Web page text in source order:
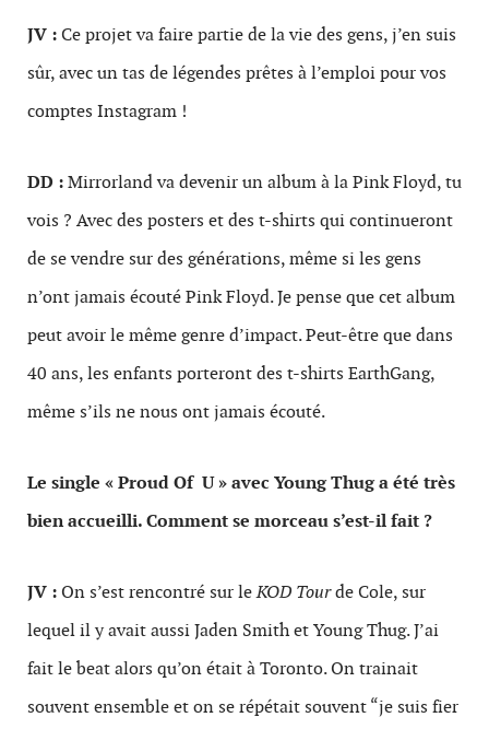
JV :Ce projet va faire partie de la vie des gens, j’en suis
sûr, avec un tas de légendes prêtes à l’emploi pour vos
comptes Instagram !
DD :Mirrorland va devenir un album à la Pink Floyd, tu
vois ? Avec des posters et des t-shirts qui continueront
de se vendre sur des générations, même si les gens
n’ont jamais écouté Pink Floyd. Je pense que cet album
peut avoir le même genre d’impact. Peut-être que dans
40 ans, les enfants porteront des t-shirts EarthGang,
même s’ils ne nous ont jamais écouté.
Le single « Proud Of U » avec Young Thug a été très
bien accueilli. Comment se morceau s’est-il fait ?
JV :On s’est rencontré sur leKOD Tourde Cole, sur
lequel il y avait aussi Jaden Smith et Young Thug. J’ai
fait le beat alors qu’on était à Toronto. On trainait
souvent ensemble et on se répétait souvent “je suis fier